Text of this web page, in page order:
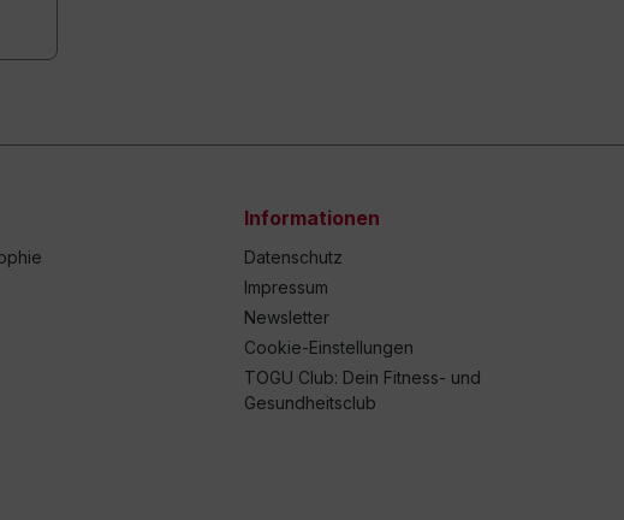
Informationen
Datenschutz
Impressum
Newsletter
Cookie-Einstellungen
TOGU Club: Dein Fitness- und
Gesundheitsclub